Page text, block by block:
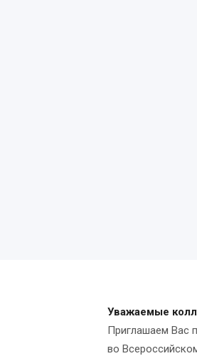
Уважаемые
Приглашаем Вас
во